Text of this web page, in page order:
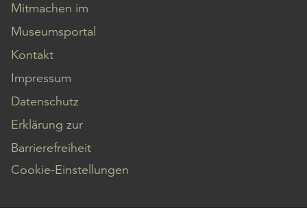
Mitmachen im
Museumsportal
Kontakt
Impressum
Datenschutz
Erklärung zur
Barrierefreiheit
Cookie-Einstellungen